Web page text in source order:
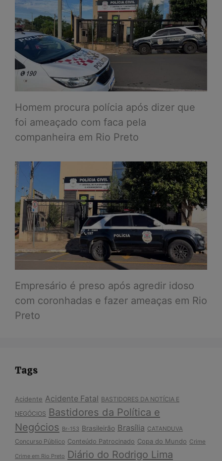
Homem procura polícia após dizer que
foi ameaçado com faca pela
companheira em Rio Preto
Empresário é preso após agredir idoso
com coronhadas e fazer ameaças em Rio
Preto
Tags
Acidente Acidente Fatal BASTIDORES DA NOTÍCIA E
NEGÓCIOS Bastidores da Política e
Negócios Br-153 Brasileirão Brasília CATANDUVA
Concurso Público Conteúdo Patrocinado Copa do Mundo Crime
Crime em Rio Preto Diário do Rodrigo Lima